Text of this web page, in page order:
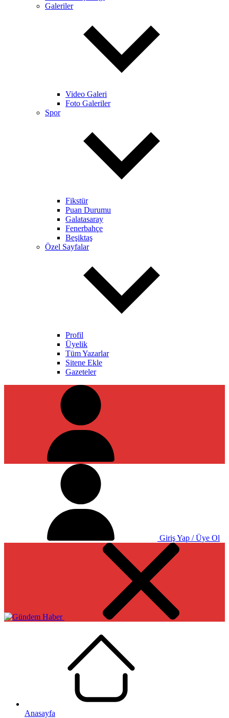
Galeriler
Video Galeri
Foto Galeriler
Spor
Fikstür
Puan Durumu
Galatasaray
Fenerbahçe
Beşiktaş
Özel Sayfalar
Profil
Üyelik
Tüm Yazarlar
Sitene Ekle
Gazeteler
Giriş Yap / Üye Ol
Anasayfa